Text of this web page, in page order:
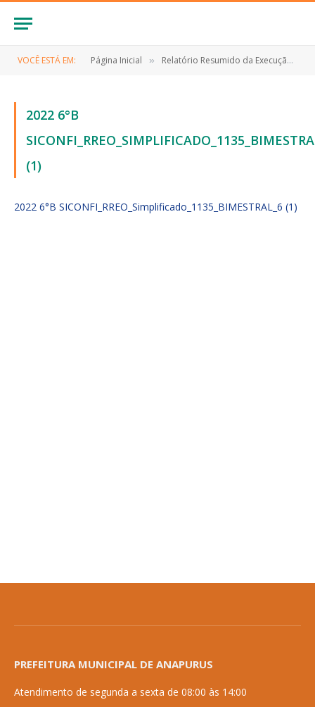
VOCÊ ESTÁ EM: Página Inicial » Relatório Resumido da Execução Orçamentária (RREO)
2022 6°B
(1)
2022 6°B SICONFI_RREO_Simplificado_1135_BIMESTRAL_6 (1)
PREFEITURA MUNICIPAL DE ANAPURUS
Atendimento de segunda a sexta de 08:00 às 14:00